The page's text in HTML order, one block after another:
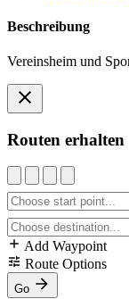
Beschreibung
Vereinsheim und
Routen erhalten
Add Waypoint
Route Options
Go